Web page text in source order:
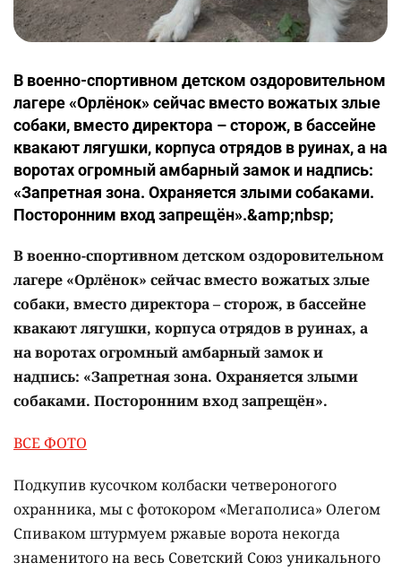
В военно-спортивном детском оздоровительном
лагере «Орлёнок» сейчас вместо вожатых злые
собаки, вместо директора – сторож, в бассейне
квакают лягушки, корпуса отрядов в руинах, а на
воротах огромный амбарный замок и надпись:
«Запретная зона. Охраняется злыми собаками.
Посторонним вход запрещён».&amp;nbsp;
В военно-спортивном детском оздоровительном
лагере «Орлёнок» сейчас вместо вожатых злые
собаки, вместо директора – сторож, в бассейне
квакают лягушки, корпуса отрядов в руинах, а
на воротах огромный амбарный замок и
надпись: «Запретная зона. Охраняется злыми
собаками. Посторонним вход запрещён».
ВСЕ ФОТО
Подкупив кусочком колбаски четвероногого
охранника, мы с фотокором «Мегаполиса» Олегом
Спиваком штурмуем ржавые ворота некогда
знаменитого на весь Советский Союз уникального